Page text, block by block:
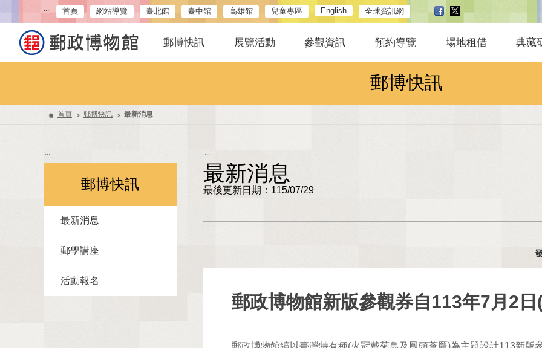
::: 首頁 網站導覽 臺北館 臺中館 高雄館 兒童專區 English 全球資訊網
郵博快訊 展覽活動 參觀資訊 預約導覽 場地租借 典藏
郵博快訊
首頁 郵博快訊 最新消息
:::
郵博快訊
最新消息
郵學講座
活動報名
:::
最新消息
最後更新日期：115/07/29
郵政博物館新版參觀券自113年7月2
郵政博物館續以臺灣特有種(火冠戴菊鳥及鳳頭蒼鷹)為主題設計113新版